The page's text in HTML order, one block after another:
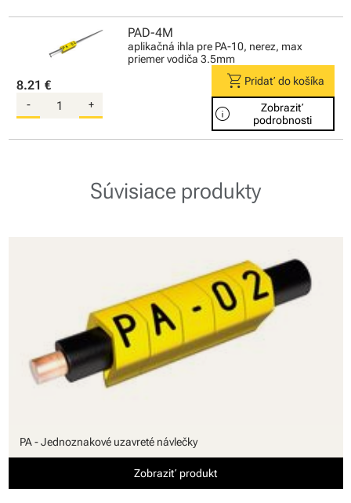
PAD-4M
aplikačná ihla pre PA-10, nerez, max
priemer vodiča 3.5mm
8.21 €
- +
shopping_cart Pridať do košíka
info
Zobraziť
podrobnosti
Súvisiace produkty
PA - Jednoznakové uzavreté návlečky
Zobraziť produkt